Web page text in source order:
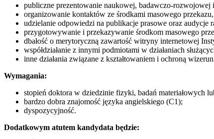
publiczne prezentowanie naukowej, badawczo-
organizowanie kontaktów ze środkami masowego
udzielanie odpowiedzi na publikacje prasowe oraz audycje
przygotowywanie i przekazywanie środkom masowego
dbałość o merytoryczną zawartość witryny internetowej
współdziałanie z innymi podmiotami w działaniach
inne działania związane z kształtowaniem i ochroną
Wymagania:
stopień doktora w dziedzinie fizyki, badań materiałowych
bardzo dobra znajomość języka angielskiego (C1);
dyspozycyjność.
Dodatkowym atutem kandydata będzie: